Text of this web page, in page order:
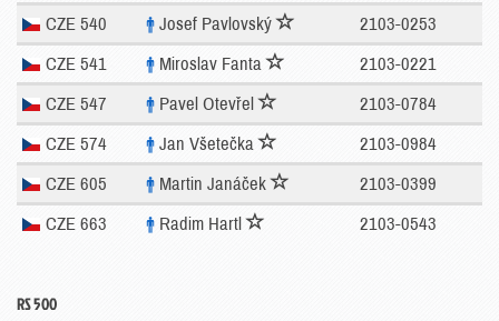
CZE 540 Josef Pavlovský 2103-0253
CZE 541 Miroslav Fanta 2103-0221
CZE 547 Pavel Otevřel 2103-0784
CZE 574 Jan Všetečka 2103-0984
CZE 605 Martin Janáček 2103-0399
CZE 663 Radim Hartl 2103-0543
RS 500